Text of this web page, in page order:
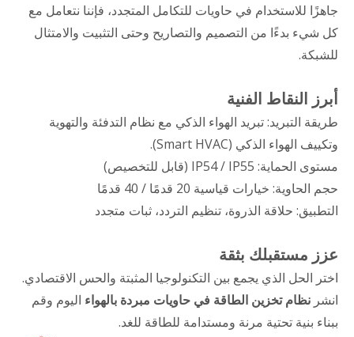
جاهزًا للاستخدام في حاويات للتكامل المتجدد، فإننا نتعامل مع
كل شيء بدءًا من التصميم والتصاريح وحتى التثبيت والامتثال
للشبكة.
أبرز النقاط الفنية
طريقة التبريد: تبريد الهواء الذكي مع نظام التدفئة والتهوية
وتكييف الهواء الذكي (Smart HVAC).
مستوى الحماية: IP54 / IP55 (قابل للتخصيص)
حجم الحاوية: خيارات قياسية 20 قدمًا / 40 قدمًا
التطبيق: حلاقة الذروة، تنظيم التردد، ثبات متجدد
عزز مستقبلك بثقة
اختر الحل الذي يجمع بين التكنولوجيا المثبتة والحس الاقتصادي.
انشر نظام تخزين الطاقة في حاويات مبردة بالهواء اليوم وقم
ببناء بنية تحتية مرنة ومستدامة للطاقة للغد.